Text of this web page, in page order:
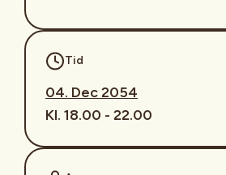
Tid
04. Dec 2054
Kl. 18.00 - 22.00